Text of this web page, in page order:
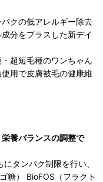
クの低アレルギー除去
分をプラスした新デイ
超短毛種のワンちゃん
用で皮膚被毛の健康維
養バランスの調整で
タンパク制限を行い、
糖） BioFOS（フラクト